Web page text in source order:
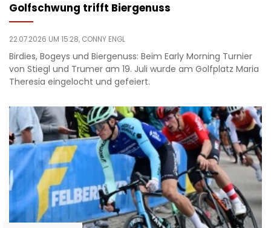
Golfschwung trifft Biergenuss
22.07.2026 UM 15:28, CONNY ENGL
Birdies, Bogeys und Biergenuss: Beim Early Morning Turnier
von Stiegl und Trumer am 19. Juli wurde am Golfplatz Maria
Theresia eingelocht und gefeiert.